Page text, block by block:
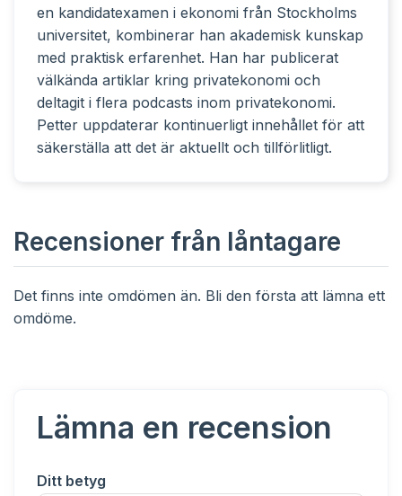
en kandidatexamen i ekonomi från Stockholms
universitet, kombinerar han akademisk kunskap
med praktisk erfarenhet. Han har publicerat
välkända artiklar kring privatekonomi och
deltagit i flera podcasts inom privatekonomi.
Petter uppdaterar kontinuerligt innehållet för att
säkerställa att det är aktuellt och tillförlitligt.
Recensioner från låntagare
Det finns inte omdömen än. Bli den första att lämna ett
omdöme.
Lämna en recension
Ditt betyg